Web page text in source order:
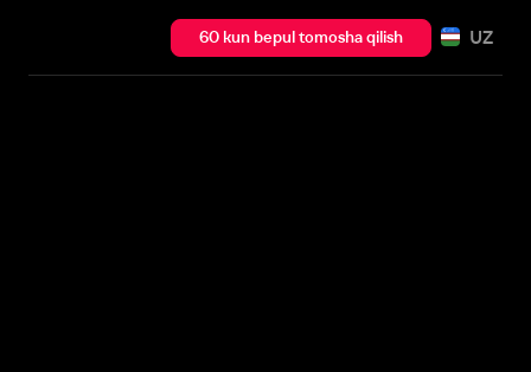
60 kun bepul tomosha qilish UZ